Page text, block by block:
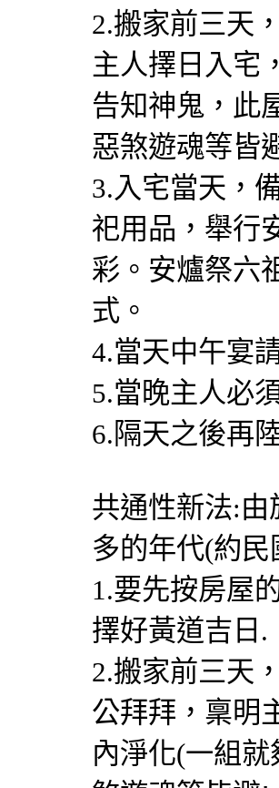
2.搬家前三天
主人擇日入宅
告知神鬼，此
惡煞遊魂等皆
3.入宅當天，
祀用品，舉行
彩。安爐祭六
式。
4.當天中午宴
5.當晚主人必
6.隔天之後再
共通性新法:
多的年代(約
1.要先按房屋
擇好黃道吉日.
2.搬家前三天
公拜拜，稟明
內淨化(一組